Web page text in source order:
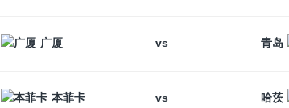
广厦 vs 青岛
本菲卡 vs 哈茨